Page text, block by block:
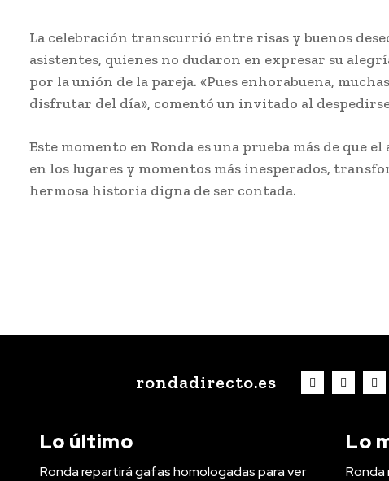
La celebración transcurrió entre risas y buenos
asistentes, quienes no dudaron en expresar su
por la unión de la pareja. «Pues enhorabuena,
disfrutar del día», comentó un invitado al
Este momento en Ronda es una prueba más de que
en los lugares y momentos más inesperados,
hermosa historia digna de ser contada.
rondadirecto.es
Lo último
Ronda repartirá gafas homologadas para ver
Lo